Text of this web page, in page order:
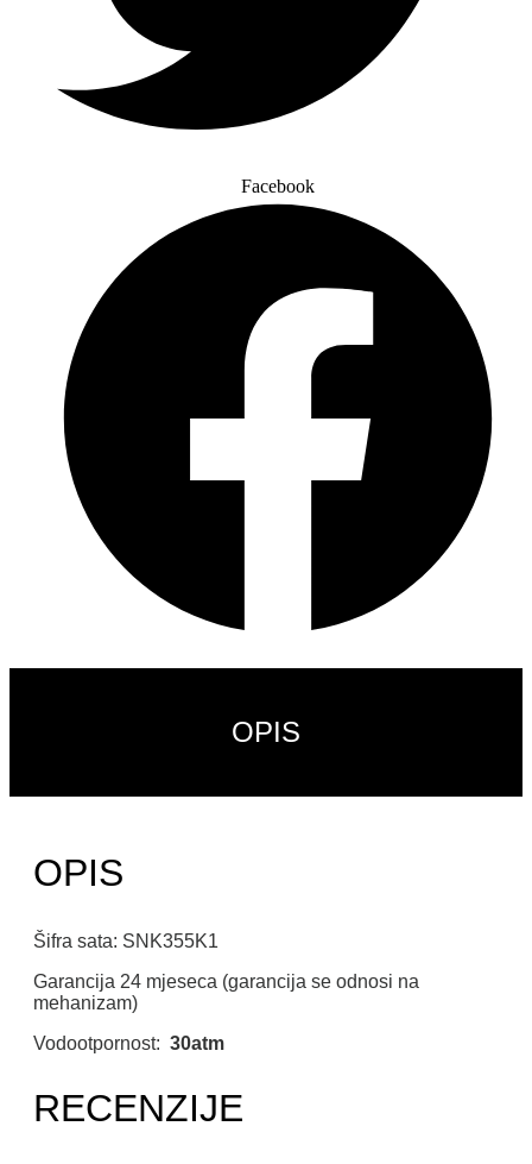
Facebook
OPIS
OPIS
Šifra sata: SNK355K1
Garancija 24 mjeseca (garancija se odnosi na
mehanizam)
Vodootpornost: 30atm
RECENZIJE